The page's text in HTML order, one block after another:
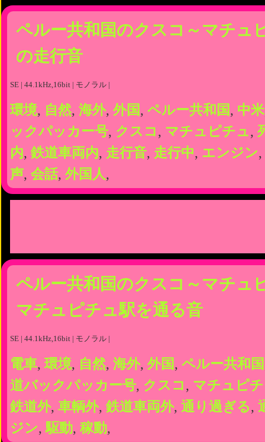
ペルー共和国のクスコ～マチュ
の走行音
SE | 44.1kHz,16bit | モノラル |
環境, 自然, 海外, 外国 , ペルー共和国 , 中米
ックパッカー号, クスコ , マチュピチュ,
内, 鉄道車両内, 走行音, 走行中, エンジン,
声, 会話, 外国人,
ペルー共和国のクスコ～マチュ
マチュピチュ駅を通る音
SE | 44.1kHz,16bit | モノラル |
電車, 環境, 自然, 海外, 外国 , ペルー共和国
道バックパッカー号, クスコ , マチュピ
鉄道外, 車輌外, 鉄道車両外, 通り過ぎる,
ジン,駆動, 稼動,